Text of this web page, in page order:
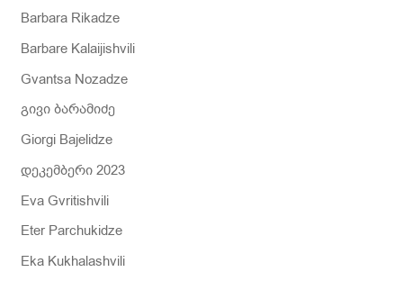
Barbara Rikadze
Barbare Kalaijishvili
Gvantsa Nozadze
გივი ბარამიძე
Giorgi Bajelidze
დეკემბერი 2023
Eva Gvritishvili
Eter Parchukidze
Eka Kukhalashvili